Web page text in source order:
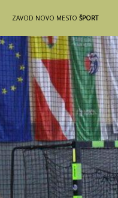
ZAVOD NOVO MESTO ŠPORT